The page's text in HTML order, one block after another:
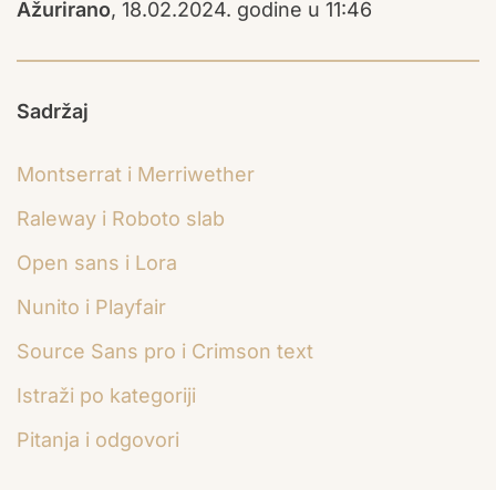
Ažurirano, 18.02.2024. godine u 11:46
Sadržaj
Montserrat i Merriwether
Raleway i Roboto slab
Open sans i Lora
Nunito i Playfair
Source Sans pro i Crimson text
Istraži po kategoriji
Pitanja i odgovori